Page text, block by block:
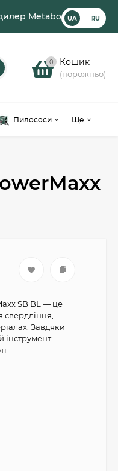
Metabo UA RU
0 Кошик
(порожньо)
Пилососи Ще
SB BL — це
Завдяки
інструмент